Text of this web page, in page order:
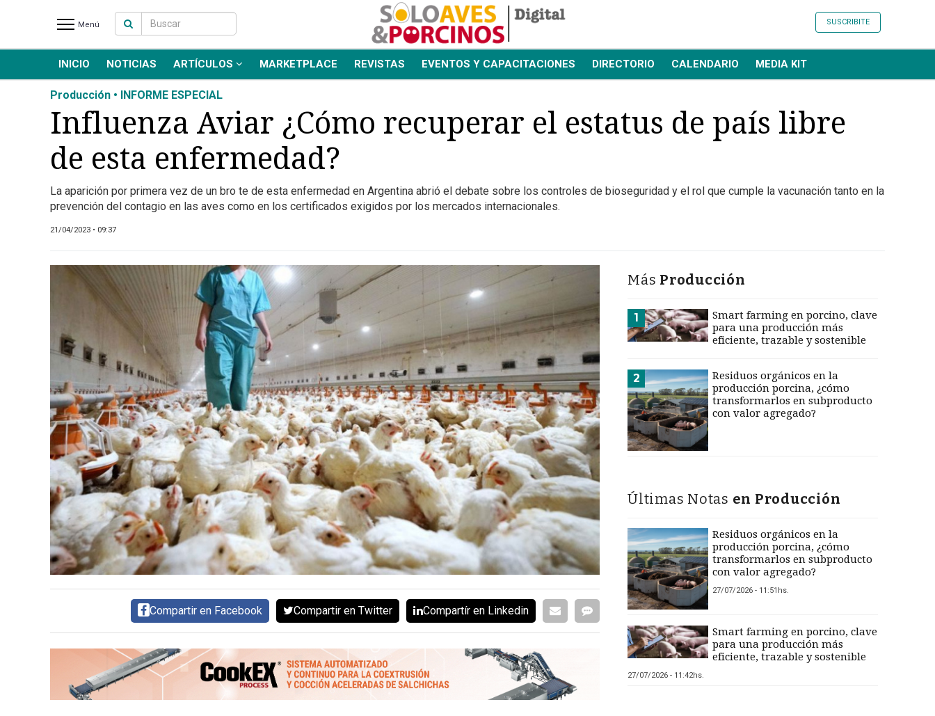
NOTICIAS RECIENTES
NOTICIAS
ARTÍCULOS
PRODUCCIÓN
PRODUCTO
NUEVOS PRODUCTOS
MARKETPLACE
EVENTOS Y
CAPACITACIONES
CALENDARIO
MEDIA KIT
SERVICIOS
CONTÁCTENOS
TÉRMINOS
CONDICIONES
POLÍTICAS
SMARTPHONE
Menú SUSCRIBITE
INICIO NOTICIAS ARTÍCULOS MARKETPLACE REVISTAS EVENTOS Y CAPACITACIONES DIRECTORIO CALENDARIO MEDIA KIT
Producción • INFORME ESPECIAL
Influenza Aviar ¿Cómo recuperar el estatus de país libre
de esta enfermedad?
La aparición por primera vez de un bro te de esta enfermedad en Argentina abrió el debate sobre los controles de bioseguridad y el rol que cumple la vacunación tanto en la
prevención del contagio en las aves como en los certificados exigidos por los mercados internacionales.
21/04/2023 • 09:37
Compartir en Facebook Compartir en Twitter Compartír en Linkedin
Más Producción
1
Smart farming en porcino, clave
para una producción más
eficiente, trazable y sostenible
2
Residuos orgánicos en la
producción porcina, ¿cómo
transformarlos en subproducto
con valor agregado?
Últimas Notas en Producción
Residuos orgánicos en la
producción porcina, ¿cómo
transformarlos en subproducto
con valor agregado?
27/07/2026 - 11:51hs.
Smart farming en porcino, clave
para una producción más
eficiente, trazable y sostenible
27/07/2026 - 11:42hs.